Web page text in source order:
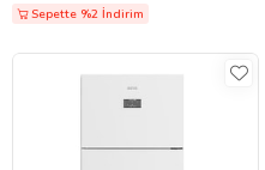
Sepette %2 İndirim